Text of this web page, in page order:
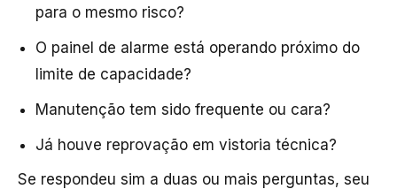
para o mesmo risco?
O painel de alarme está operando próximo do
limite de capacidade?
Manutenção tem sido frequente ou cara?
Já houve reprovação em vistoria técnica?
Se respondeu sim a duas ou mais perguntas, seu